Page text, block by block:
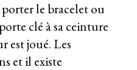
le bracelet ou
clé à sa ceinture
est joué. Les
et il existe